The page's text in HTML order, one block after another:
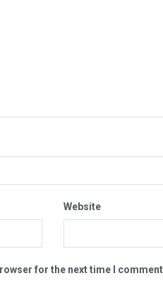
Website
for the next time I